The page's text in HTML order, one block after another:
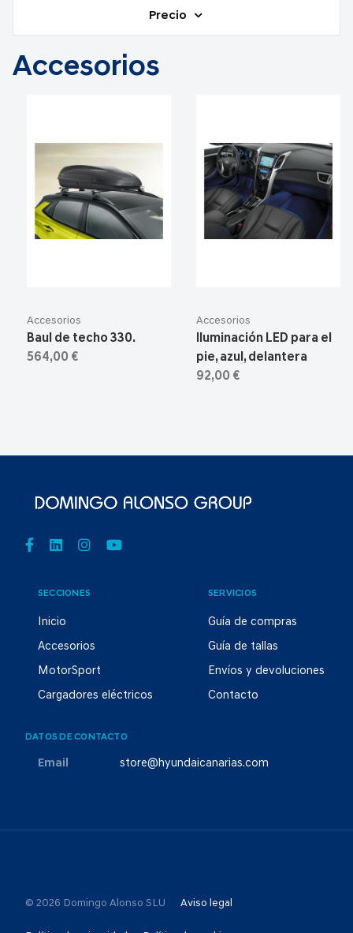
Precio
Accesorios
Accesorios
Baul de techo 330.
564,00 €
Accesorios
Iluminación LED para el
pie, azul, delantera
92,00 €
SECCIONES
Inicio
Accesorios
MotorSport
Cargadores eléctricos
SERVICIOS
Guía de compras
Guía de tallas
Envíos y devoluciones
Contacto
DATOS DE CONTACTO
Email store@hyundaicanarias.com
© 2026 Domingo Alonso SLU Aviso legal